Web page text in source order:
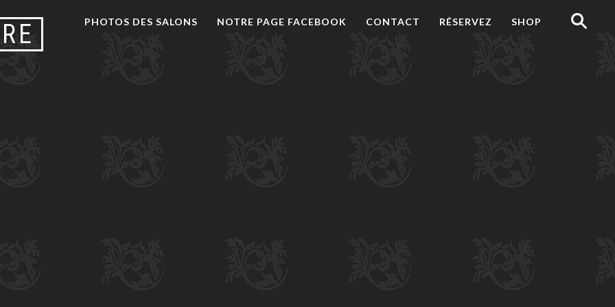
PHOTOS DES SALONS NOTRE PAGE FACEBOOK CONTACT RÉSERVEZ SHOP